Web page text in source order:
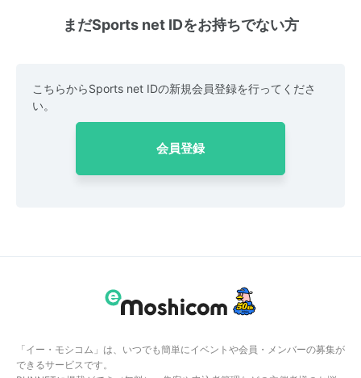
まだSports net IDをお持ちでない方
こちらからSports net IDの新規会員登録を行ってくださ
い。
会員登録
「イー・モシコム」は、いつでも簡単にイベントや会員・メンバーの募集が
できるサービスです。